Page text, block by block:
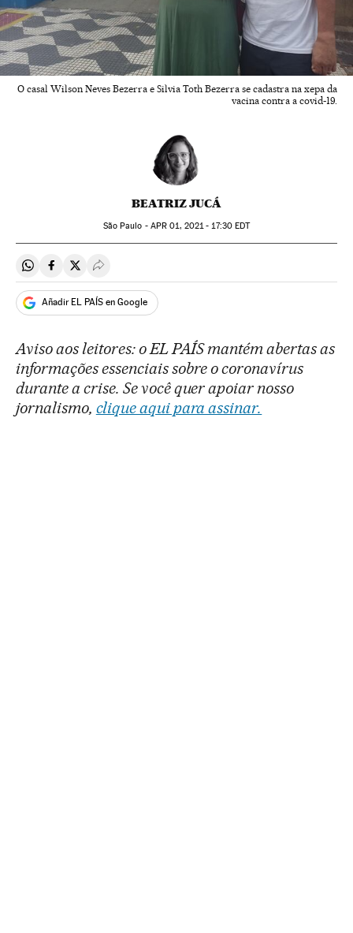
O casal Wilson Neves Bezerra e Silvia Toth Bezerra se cadastra na xepa da
vacina contra a covid-19.
BEATRIZ JUCÁ
São Paulo - APR 01, 2021 - 17:30EDT
Compartir en Whatsapp
Compartir en Facebook
Compartir en Twitter
Desplegar Redes Sociales
Añadir EL PAÍS en Google
Aviso aos leitores: o EL PAÍS mantém abertas as
informações essenciais sobre o coronavírus
durante a crise. Se você quer apoiar nosso
jornalismo, clique aqui para assinar.